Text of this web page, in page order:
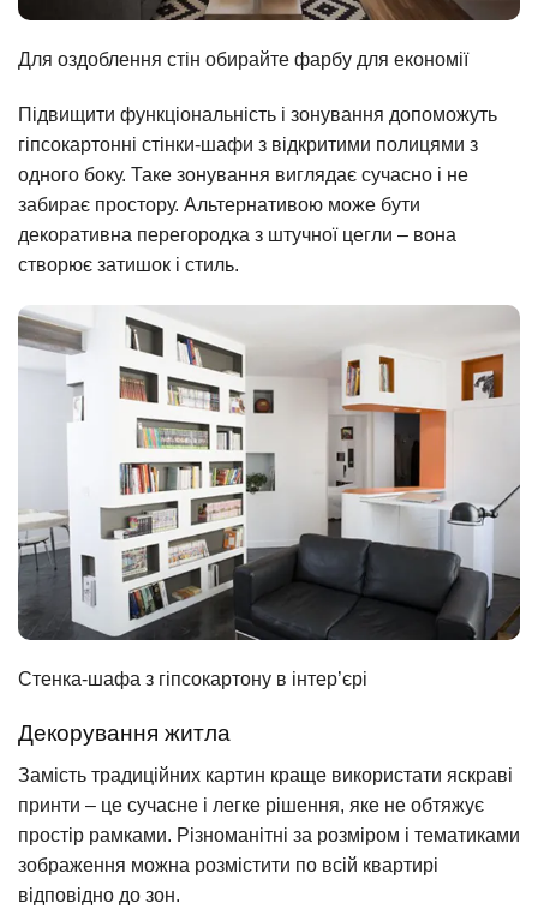
Для оздоблення стін обирайте фарбу для економії
Підвищити функціональність і зонування допоможуть
гіпсокартонні стінки-шафи з відкритими полицями з
одного боку. Таке зонування виглядає сучасно і не
забирає простору. Альтернативою може бути
декоративна перегородка з штучної цегли – вона
створює затишок і стиль.
Стенка-шафа з гіпсокартону в інтер’єрі
Декорування житла
Замість традиційних картин краще використати яскраві
принти – це сучасне і легке рішення, яке не обтяжує
простір рамками. Різноманітні за розміром і тематиками
зображення можна розмістити по всій квартирі
відповідно до зон.